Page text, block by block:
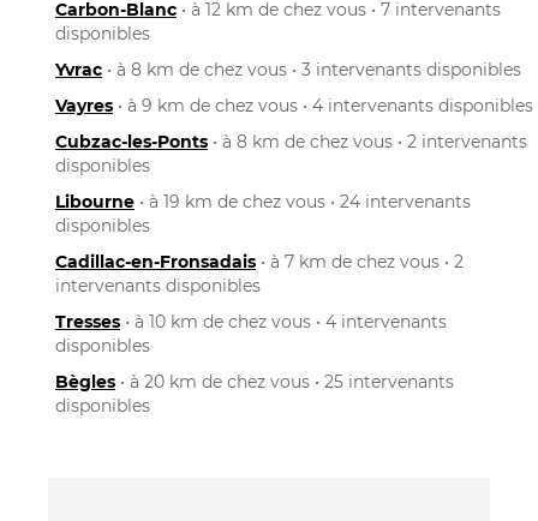
Carbon-Blanc • à 12 km de chez vous • 7 intervenants
disponibles
Yvrac • à 8 km de chez vous • 3 intervenants disponibles
Vayres • à 9 km de chez vous • 4 intervenants disponibles
Cubzac-les-Ponts • à 8 km de chez vous • 2 intervenants
disponibles
Libourne • à 19 km de chez vous • 24 intervenants
disponibles
Cadillac-en-Fronsadais • à 7 km de chez vous • 2
intervenants disponibles
Tresses • à 10 km de chez vous • 4 intervenants
disponibles
Bègles • à 20 km de chez vous • 25 intervenants
disponibles